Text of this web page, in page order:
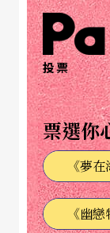
致詞都保密
喜的成分。
甘迺迪中心
者年齡都不
歲了），加
美國表演藝
就是甘迺迪
代表了政治
投票
票選你
《夢
《幽戀